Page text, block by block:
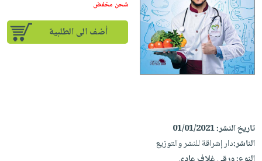
إختياراتنا
كتب
أكاديمية
صندوق
القراءة
iKitab
بلا
حدود
أسئلة
iKitab
على
أسئلة
يتكرر
طرحها
تحميل
masmu3
تحميل
masmu3
على
المواضيع
الأكثر
مبيعاً
إختياراتنا
صندوق
القراءة
جوائز
تعليمية
الصحة
والعناية
الشخصية
أجهزة
العناية
المطبخ
والسفرة
شحن مخفض
أضف الى الطلبية
تاريخ النشر:01/01/2021
الناشر:دار إشراقة للنشر والتوزيع